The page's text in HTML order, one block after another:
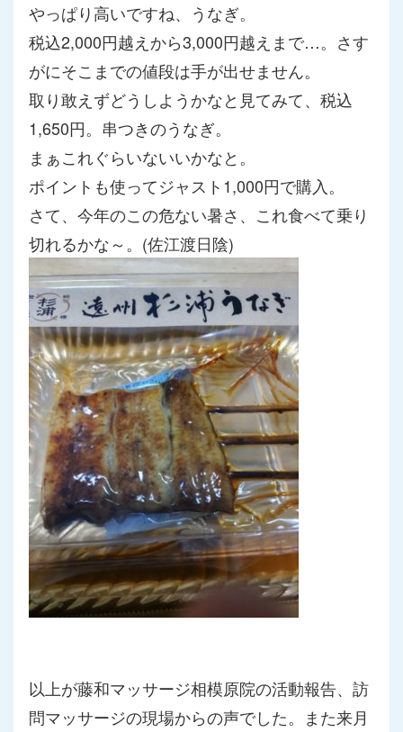
やっぱり高いですね、うなぎ。
税込2,000円越えから3,000円越えまで…。さす
がにそこ までの値段は手が出せません。
取り敢えずどうしようかなと見てみて、税込
1,650円。串つきのうなぎ。
まぁこれぐらいないいかなと。
ポイントも使ってジャスト1,000円で購入。
さて、今年のこの危ない暑さ、これ食べて乗り
切れるかな～。(佐江渡日陰)
以上が藤和マッサージ相模原院の活動報告、訪
問マッサージの現場からの声でした。また来月